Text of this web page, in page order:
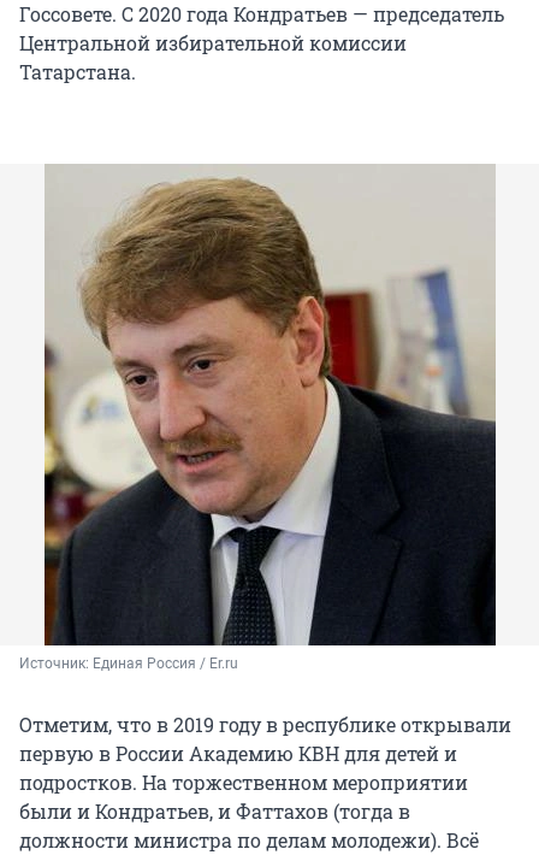
Госсовете. С 2020 года Кондратьев — председатель
Центральной избирательной комиссии
Татарстана.
Источник: Единая Россия / Er.ru
Отметим, что в 2019 году в республике открывали
первую в России Академию КВН для детей и
подростков. На торжественном мероприятии
были и Кондратьев, и Фаттахов (тогда в
должности министра по делам молодежи). Всё